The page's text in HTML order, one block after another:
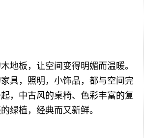
地板，让空间变得明媚而温暖。
具，照明，小饰品，都与空间完
，中古风的桌椅、色彩丰富的复
绿植，经典而又新鲜。